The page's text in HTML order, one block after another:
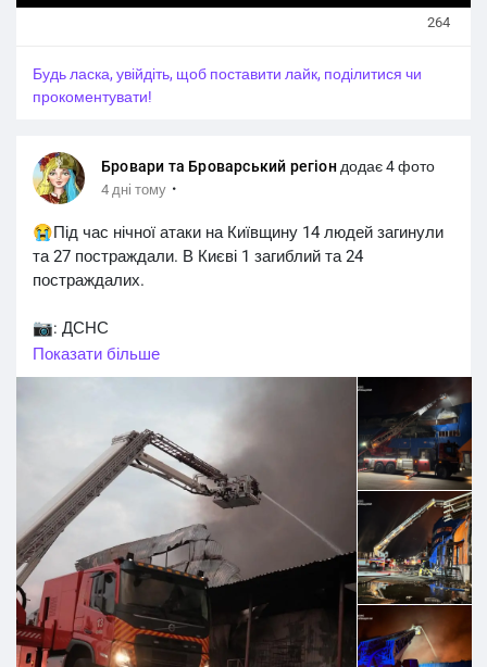
264
Будь ласка, увійдіть, щоб поставити лайк, поділитися чи
прокоментувати!
Бровари та Броварський регіондодає 4 фото
4 дні тому ·
😭Під час нічної атаки на Київщину 14 людей загинули
та 27 постраждали. В Києві 1 загиблий та 24
постраждалих.
📷: ДСНС
#Київ_регіон #Київщина_новини
#Київські_новини #Kyiv_region #Kyiv #Kiev_news
Показати більше